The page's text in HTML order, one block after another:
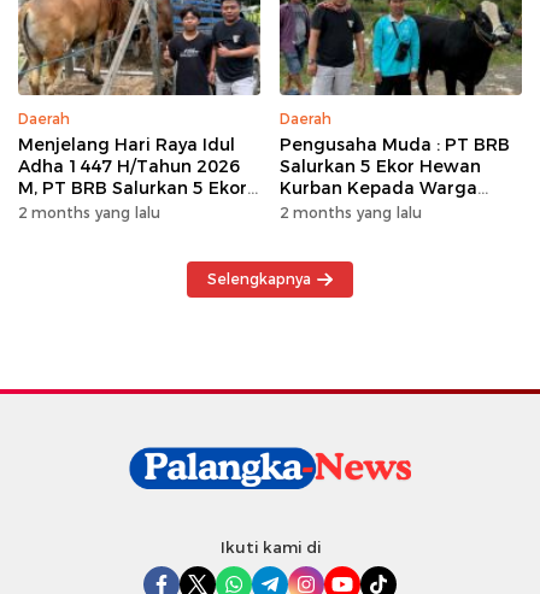
Daerah
Menjelang Hari Raya Idul
Adha 1447 H/Tahun 2026
M, PT BRB Salurkan 5 Ekor
Hewan Kurban Kepada
2 months yang lalu
Daerah
Pengusaha Muda : PT BRB
Salurkan 5 Ekor Hewan
Kurban Kepada Warga
Khususnya Wilayah
2 months yang lalu
Selengkapnya
Ikuti kami di